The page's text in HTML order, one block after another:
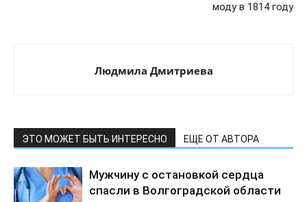
моду в 1814 году
Людмила Дмитриева
ЭТО МОЖЕТ БЫТЬ ИНТЕРЕСНО ЕЩЕ ОТ АВТОРА
Мужчину с остановкой сердца
спасли в Волгоградской области